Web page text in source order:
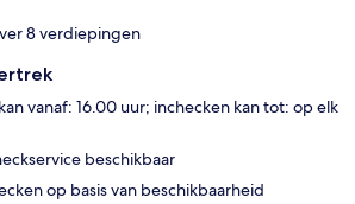
8 verdiepingen
vanaf: 16.00 uur; inchecken kan tot: op elk
beschikbaar
op basis van beschikbaarheid